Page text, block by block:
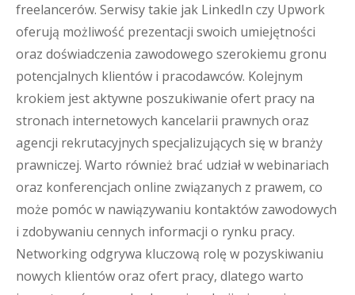
freelancerów. Serwisy takie jak LinkedIn czy Upwork
oferują możliwość prezentacji swoich umiejętności
oraz doświadczenia zawodowego szerokiemu gronu
potencjalnych klientów i pracodawców. Kolejnym
krokiem jest aktywne poszukiwanie ofert pracy na
stronach internetowych kancelarii prawnych oraz
agencji rekrutacyjnych specjalizujących się w branży
prawniczej. Warto również brać udział w webinariach
oraz konferencjach online związanych z prawem, co
może pomóc w nawiązywaniu kontaktów zawodowych
i zdobywaniu cennych informacji o rynku pracy.
Networking odgrywa kluczową rolę w pozyskiwaniu
nowych klientów oraz ofert pracy, dlatego warto